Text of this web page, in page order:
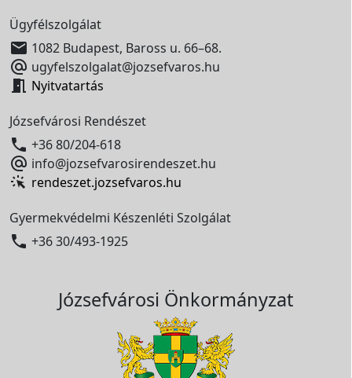
Ügyfélszolgálat
 1082 Budapest, Baross u. 66–68.
 ugyfelszolgalat@jozsefvaros.hu
 Nyitvatartás
Józsefvárosi Rendészet
 +36 80/204-618
 info@jozsefvarosirendeszet.hu
rendeszet.jozsefvaros.hu
Gyermekvédelmi Készenléti Szolgálat
 +36 30/493-1925
Józsefvárosi Önkormányzat